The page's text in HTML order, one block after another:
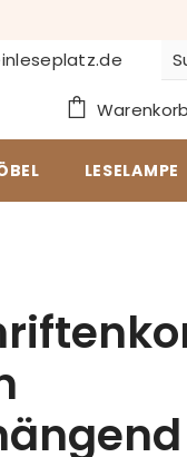
Warenkorb
LESELAMPE